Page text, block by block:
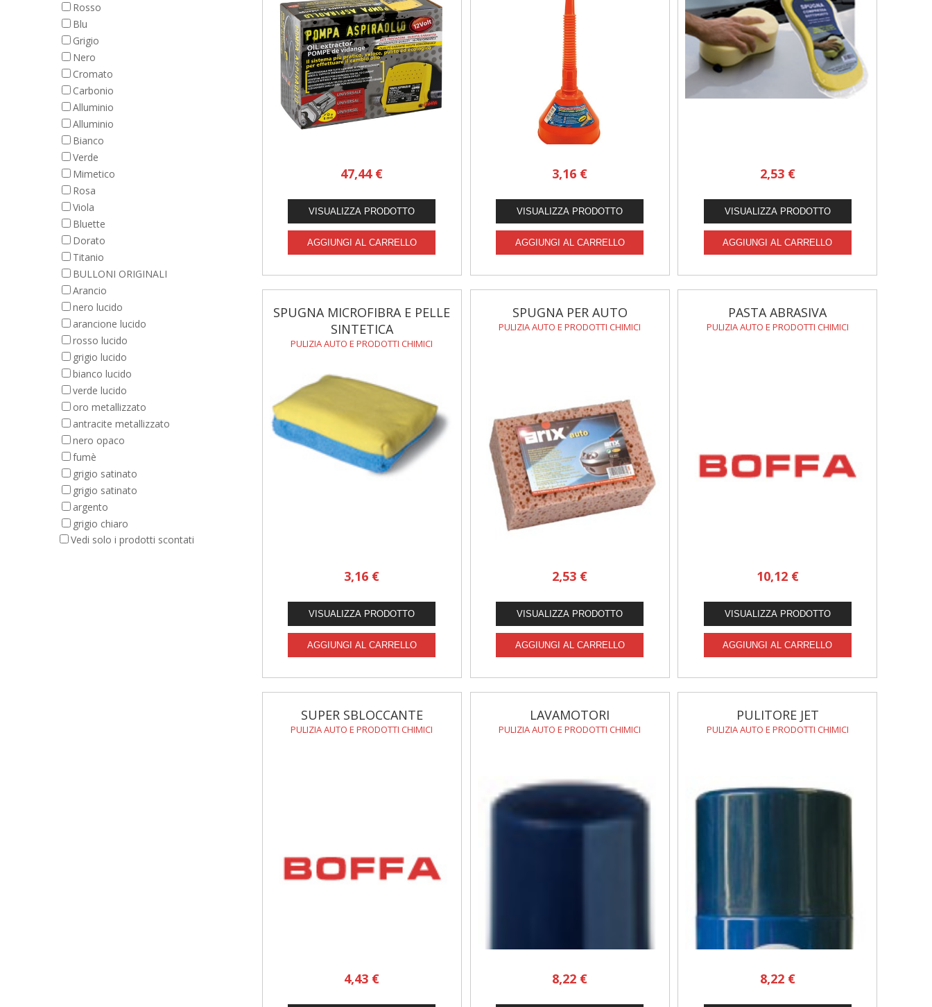
Rosso
Blu
Grigio
Nero
Cromato
Carbonio
Alluminio
Alluminio
Bianco
Verde
Mimetico
Rosa
Viola
Bluette
Dorato
Titanio
BULLONI ORIGINALI
Arancio
nero lucido
arancione lucido
rosso lucido
grigio lucido
bianco lucido
verde lucido
oro metallizzato
antracite metallizzato
nero opaco
fumè
grigio satinato
grigio satinato
argento
grigio chiaro
Vedi solo i prodotti scontati
47,44 € 3,16 € 2,53 €
SPUGNA MICROFIBRA E PELLE
SINTETICA
PULIZIA AUTO E PRODOTTI CHIMICI
3,16 €
SPUGNA PER AUTO
PULIZIA AUTO E PRODOTTI CHIMICI
2,53 €
PASTA ABRASIVA
PULIZIA AUTO E PRODOTTI CHIMICI
10,12 €
SUPER SBLOCCANTE
PULIZIA AUTO E PRODOTTI CHIMICI
4,43 €
LAVAMOTORI
PULIZIA AUTO E PRODOTTI CHIMICI
8,22 €
PULITORE JET
PULIZIA AUTO E PRODOTTI CHIMICI
8,22 €